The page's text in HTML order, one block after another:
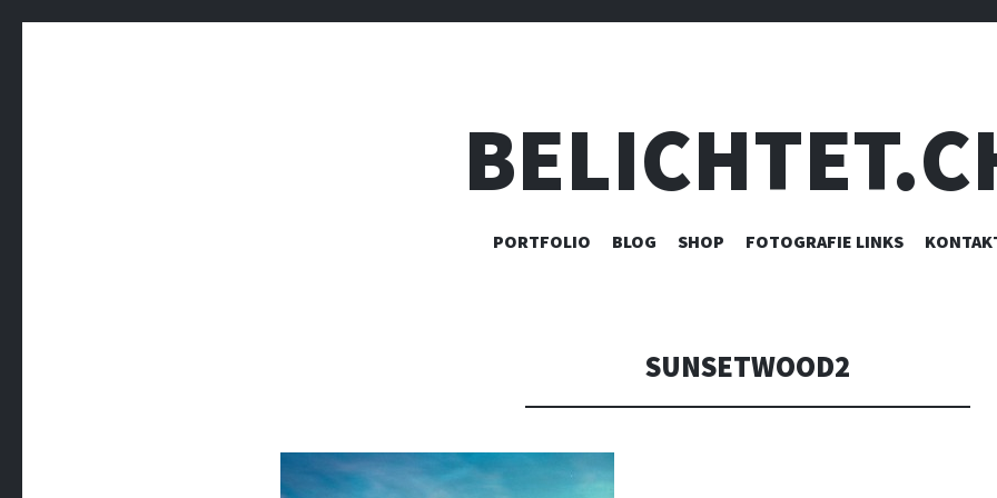
ZUM
PORTFOLIO BLOG SHOP FOTOGRAFIE LINKS
SUNSETWOOD2